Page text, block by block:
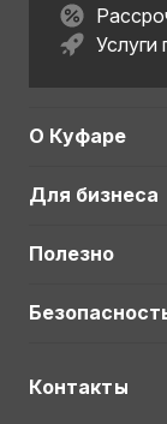
Услуги
О Куфаре
Для бизнеса
Полезно
Контакты